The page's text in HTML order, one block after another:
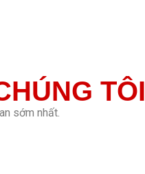
TÔI
sớm nhất.